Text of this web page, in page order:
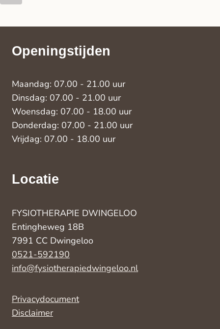
Openingstijden
Maandag: 07.00 - 21.00 uur
Dinsdag: 07.00 - 21.00 uur
Woensdag: 07.00 - 18.00 uur
Donderdag: 07.00 - 21.00 uur
Vrijdag: 07.00 - 18.00 uur
Locatie
FYSIOTHERAPIE DWINGELOO
Entingheweg 18B
7991 CC Dwingeloo
0521-592190
info@fysiotherapiedwingeloo.nl
Privacydocument
Disclaimer